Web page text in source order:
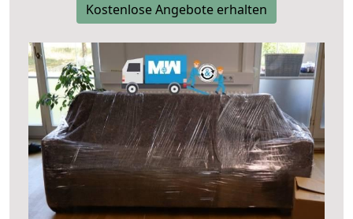
Kostenlose Angebote erhalten